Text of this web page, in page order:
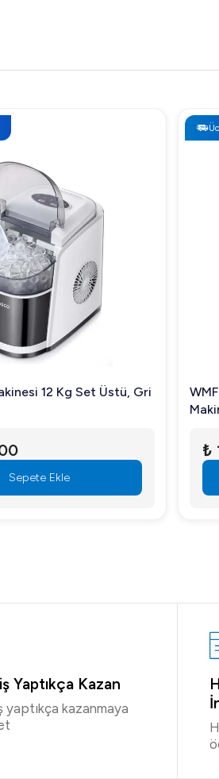
12 Kg Set Üstü, Gri
Sepete Ekle
₺
Yaptıkça Kazan
yaptıkça kazanmaya